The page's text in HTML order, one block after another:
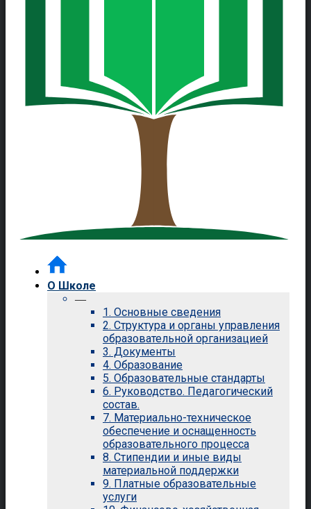
О Школе
—
1. Основные сведения
2. Структура и органы управления
образовательной организацией
3. Документы
4. Образование
5. Образовательные стандарты
6. Руководство. Педагогический
состав.
7. Материально-техническое
обеспечение и оснащенность
образовательного процесса
8. Стипендии и иные виды
материальной поддержки
9. Платные образовательные
услуги